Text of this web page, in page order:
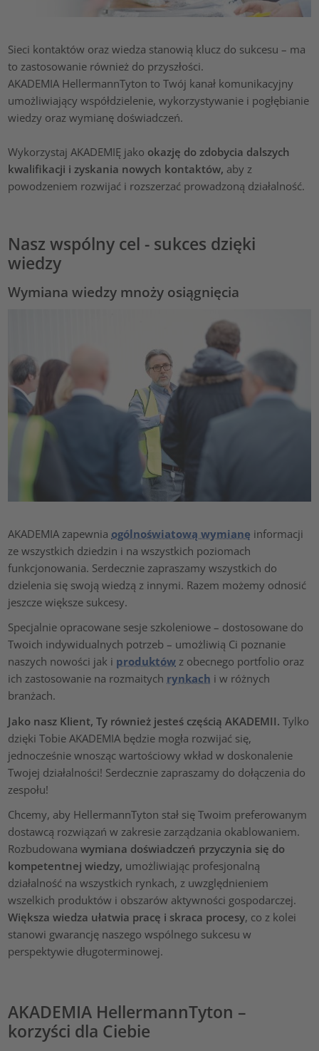
Sieci kontaktów oraz wiedza stanowią klucz do sukcesu – ma
to zastosowanie również do przyszłości.
AKADEMIA HellermannTyton to Twój kanał komunikacyjny
umożliwiający współdzielenie, wykorzystywanie i pogłębianie
wiedzy oraz wymianę doświadczeń.
Wykorzystaj AKADEMIĘ jako okazję do zdobycia dalszych
kwalifikacji i zyskania nowych kontaktów, aby z
powodzeniem rozwijać i rozszerzać prowadzoną działalność.
Nasz wspólny cel - sukces dzięki
wiedzy
Wymiana wiedzy mnoży osiągnięcia
AKADEMIA zapewnia ogólnoświatową wymianę informacji
ze wszystkich dziedzin i na wszystkich poziomach
funkcjonowania. Serdecznie zapraszamy wszystkich do
dzielenia się swoją wiedzą z innymi. Razem możemy odnosić
jeszcze większe sukcesy.
Specjalnie opracowane sesje szkoleniowe – dostosowane do
Twoich indywidualnych potrzeb – umożliwią Ci poznanie
naszych nowości jak i produktów z obecnego portfolio oraz
ich zastosowanie na rozmaitych rynkach i w różnych
branżach.
Jako nasz Klient, Ty również jesteś częścią AKADEMII.Tylko
dzięki Tobie AKADEMIA będzie mogła rozwijać się,
jednocześnie wnosząc wartościowy wkład w doskonalenie
Twojej działalności! Serdecznie zapraszamy do dołączenia do
zespołu!
Chcemy, aby HellermannTyton stał się Twoim preferowanym
dostawcą rozwiązań w zakresie zarządzania okablowaniem.
Rozbudowanawymiana doświadczeń przyczynia się do
kompetentnej wiedzy, umożliwiając profesjonalną
działalność na wszystkich rynkach, z uwzględnieniem
wszelkich produktów i obszarów aktywności gospodarczej.
Większa wiedza ułatwia pracę i skraca procesy, co z kolei
stanowi gwarancję naszego wspólnego sukcesu w
perspektywie długoterminowej.
AKADEMIA HellermannTyton –
korzyści dla Ciebie